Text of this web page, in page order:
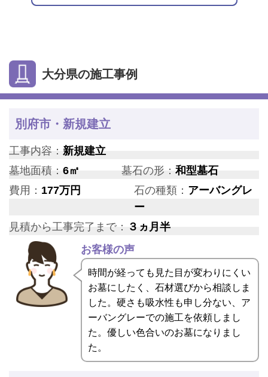
大分県の施工事例
別府市・新規建立
工事内容： 新規建立
墓地面積： 6㎡ 墓石の形：和型墓石
費用： 177万円 石の種類： アーバングレ
ー
見積から工事完了まで： ３ヵ月半
お客様の声
時間が経っても見た目が変わりにくい
お墓にしたく、石材選びから相談しま
した。硬さも吸水性も申し分ない、ア
ーバングレーでの施工を依頼しまし
た。優しい色合いのお墓になりまし
た。